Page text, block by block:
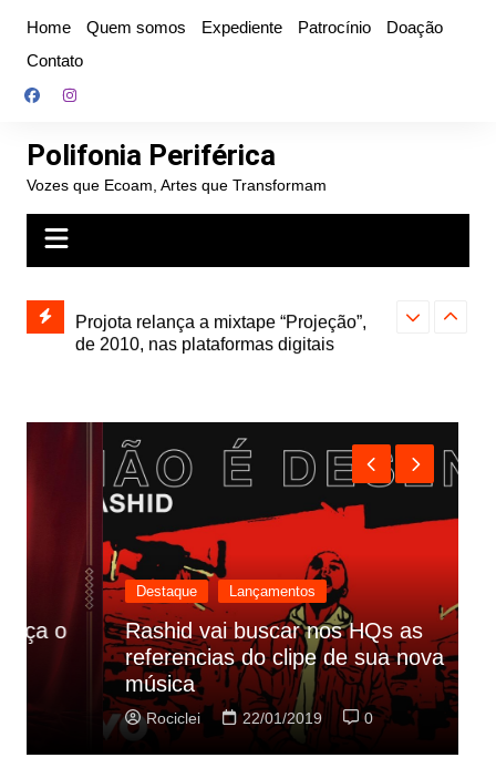
conteúdo
Home Quem somos Expediente Patrocínio
Doação
Contato
Polifonia Periférica
Vozes que Ecoam, Artes que Transformam
e abre
autoral,
Projota relança a mixtape “Projeção”,
de 2010, nas plataformas digitais
Farofa
Destaque Lançamentos
Rashid vai buscar nos HQs as
referencias do clipe de sua nova
música
Rociclei 22/01/2019 0